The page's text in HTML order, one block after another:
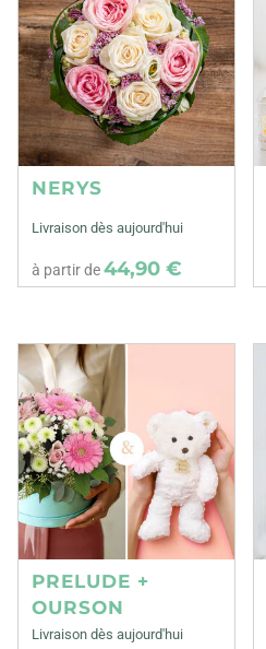
NERYS
Livraison dès aujourd'hui
à partir de44,90 €
PRELUDE +
OURSON
Livraison dès aujourd'hui